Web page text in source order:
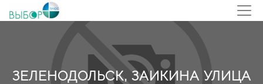
ЗЕЛЕНОДОЛЬСК, ЗАИКИНА УЛИЦА